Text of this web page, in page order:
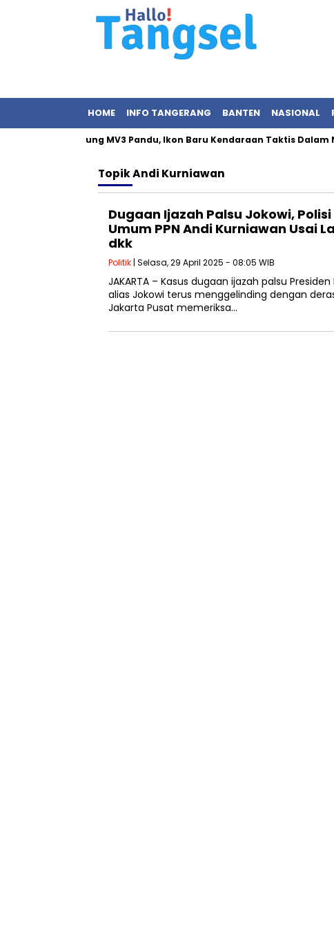
HOME INFO TANGERANG BANTEN NASIONAL
Resmikan Maung MV3 Pandu, Ikon Baru Kendaraan Taktis Dalam
TopikAndi Kurniawan
Dugaan Ijazah Palsu Jokowi,
Umum PPN Andi Kurniawan Usai
dkk
Politik | Selasa, 29 April 2025 - 08:05 WIB
JAKARTA – Kasus dugaan ijazah palsu
alias Jokowi terus menggelinding dengan
Jakarta Pusat memeriksa…